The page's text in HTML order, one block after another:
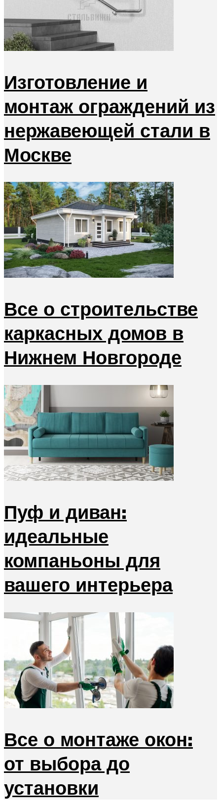
Изготовление и
монтаж ограждений из
нержавеющей стали в
Москве
Все о строительстве
каркасных домов в
Нижнем Новгороде
Пуф и диван:
идеальные
компаньоны для
вашего интерьера
Все о монтаже окон:
от выбора до
установки